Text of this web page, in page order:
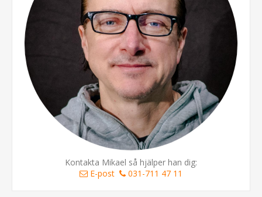
Kontakta Mikael så hjälper han dig:
E-post
031-711 47 11